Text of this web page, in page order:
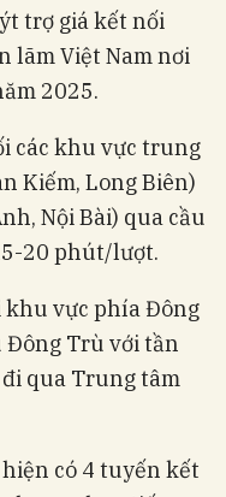
trợ giá kết nối
lãm Việt Nam nơi
2025.
các khu vực trung
Kiếm, Long Biên)
Nội Bài) qua cầu
20 phút/lượt.
khu vực phía Đông
Đông Trù với tần
qua Trung tâm
có 4 tuyến kết